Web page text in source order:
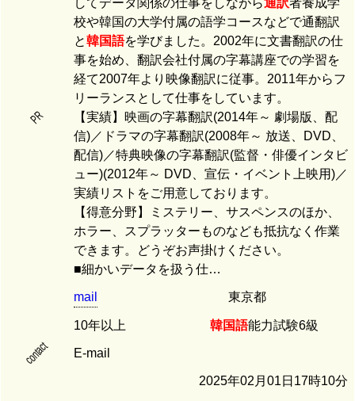
PR
してデータ関係の仕事をしながら通訳者養成学
校や韓国の大学付属の語学コースなどで通翻訳
と韓国語を学びました。2002年に文書翻訳の仕
事を始め、翻訳会社付属の字幕講座での学習を
経て2007年より映像翻訳に従事。2011年からフ
リーランスとして仕事をしています。
【実績】映画の字幕翻訳(2014年～ 劇場版、配
信)／ドラマの字幕翻訳(2008年～ 放送、DVD、
配信)／特典映像の字幕翻訳(監督・俳優インタビ
ュー)(2012年～ DVD、宣伝・イベント上映用)／
実績リストをご用意しております。
【得意分野】ミステリー、サスペンスのほか、
ホラー、スプラッターものなども抵抗なく作業
できます。どうぞお声掛けください。
■細かいデータを扱う仕…
mail 東京都
10年以上 韓国語能力試験6級
contact E-mail
2025年02月01日17時10分